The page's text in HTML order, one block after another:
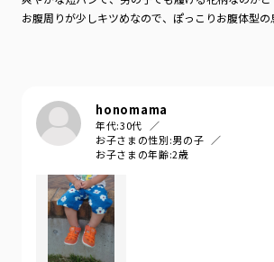
お腹周りが少しキツめなので、ぽっこりお腹体型
honomama
年代:30代
お子さまの性別:男の子
お子さまの年齢:2歳